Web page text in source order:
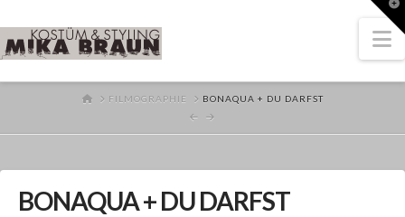
HOMEFILMOGRAPHIE BONAQUA + DU DARFST
BONAQUA + DU DARFST